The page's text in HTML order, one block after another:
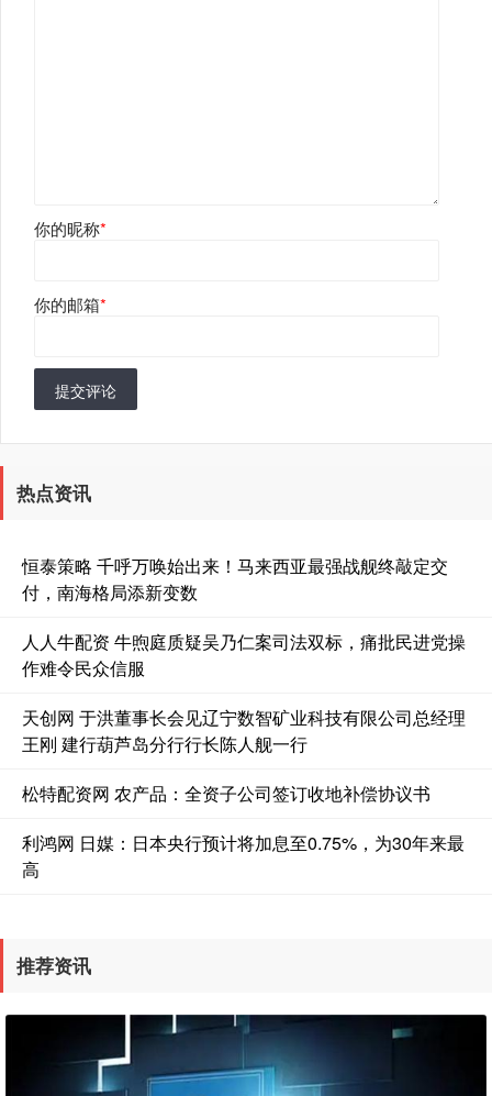
你的昵称*
你的邮箱*
提交评论
热点资讯
恒泰策略 千呼万唤始出来！马来西亚最强战舰终敲定交
付，南海格局添新变数
人人牛配资 牛煦庭质疑吴乃仁案司法双标，痛批民进党操
作难令民众信服
天创网 于洪董事长会见辽宁数智矿业科技有限公司总经理
王刚 建行葫芦岛分行行长陈人舰一行
松特配资网 农产品：全资子公司签订收地补偿协议书
利鸿网 日媒：日本央行预计将加息至0.75%，为30年来最
高
推荐资讯